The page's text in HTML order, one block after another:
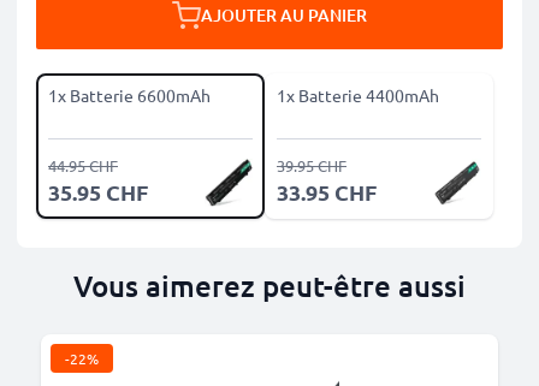
AJOUTER AU PANIER
1x Batterie 6600mAh
35.95 CHF
44.95 CHF
1x Batterie 4400mAh
33.95 CHF
39.95 CHF
Vous aimerez peut-être aussi
-22%